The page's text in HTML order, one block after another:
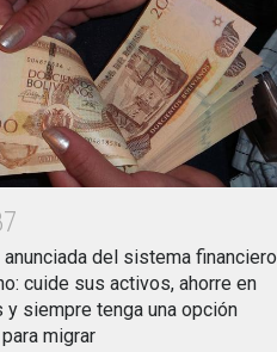
7
anunciada del sistema financiero
cuide sus activos, ahorre en
y siempre tenga una opción
migrar